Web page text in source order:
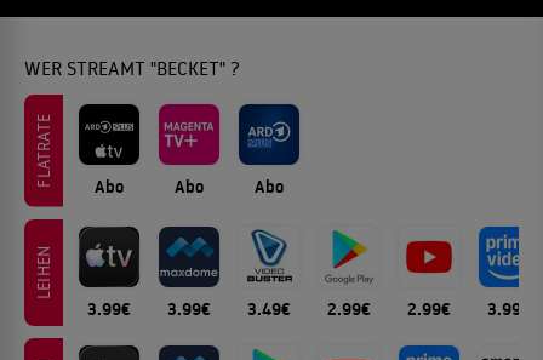
WER STREAMT "BECKET" ?
FLATRATE Abo Abo Abo
LEIHEN
3.99€ 3.99€ 3.49€ 2.99€ 2.99€ 3.99€